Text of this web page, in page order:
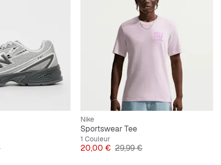
Nike
Sportswear Tee
1 Couleur
Prix
20,00 € Prix original
29,99 €